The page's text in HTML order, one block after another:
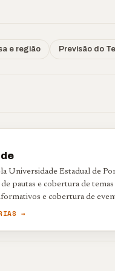
e região Previsão do
Universidade Estadual de
pautas e cobertura de
e cobertura de
→